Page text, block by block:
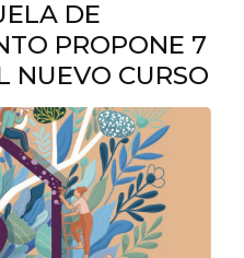
DE
PROPONE 7
NUEVO CURSO